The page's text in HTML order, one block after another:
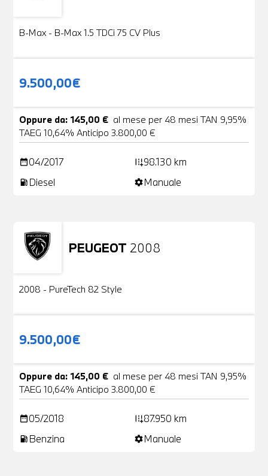
B-Max - B-Max 1.5 TDCi 75 CV Plus
9.500,00€
Oppure da: 145,00 € al mese per 48 mesi TAN 9,95%
TAEG 10,64% Anticipo 3.800,00 €
date_range04/2017 add_road98.130 km
local_gas_station Diesel settingsManuale
PEUGEOT 2008
Usato
2008 - PureTech 82 Style
9.500,00€
Oppure da: 145,00 € al mese per 48 mesi TAN 9,95%
TAEG 10,64% Anticipo 3.800,00 €
date_range05/2018 add_road87.950 km
local_gas_station Benzina settingsManuale